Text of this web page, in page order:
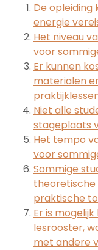
De opleiding
energie
Het niveau
voor
Er kunnen
materialen
Niet alle
stageplaats
Het tempo
voor
Sommige
praktische
Er is
lesrooster,
met andere